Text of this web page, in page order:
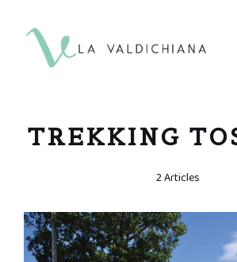
TREKKING
2 Articles